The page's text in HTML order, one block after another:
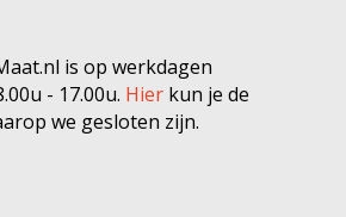
is op werkdagen
- 17.00u. Hier kun je de
we gesloten zijn.